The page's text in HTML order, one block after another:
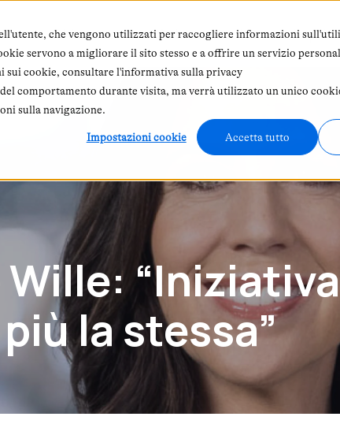
che vengono utilizzati per raccogliere informazioni
servono a migliorare il sito stesso e a offrire un servizio
cookie, consultare l'informativa sulla privacy
comportamento durante visita, ma verrà utilizzato un unico
sulla navigazione.
Impostazioni cookie Accetta tutto
Chi siamo Abbonamento In
la stessa”